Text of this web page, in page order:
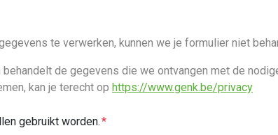
te verwerken, kunnen we je formulier niet
de gegevens die we ontvangen met de
kan je terecht op https://www.genk.be/privacy
gebruikt worden.